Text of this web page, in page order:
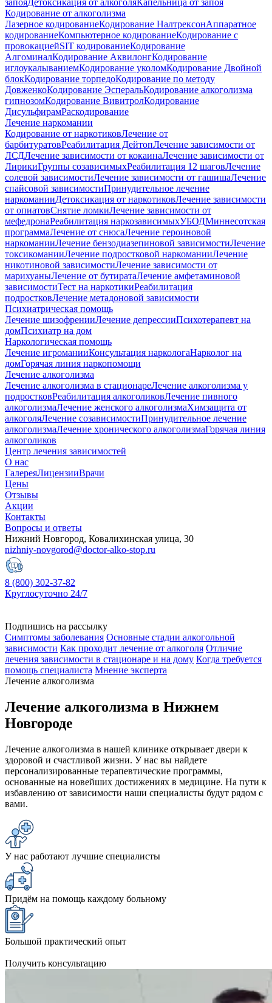
запояДетоксикация от алкоголяКапельница от запоя
Кодирование от алкоголизма
Лазерное кодированиеКодирование НалтрексонАппаратное
кодированиеКомпьютерное кодированиеКодирование с
провокациейSIT кодированиеКодирование
АлгоминалКодирование АквилонгКодирование
иглоукалываниемКодирование уколомКодирование Двойной
блокКодирование торпедоКодирование по методу
ДовженкоКодирование ЭсперальКодирование алкоголизма
гипнозомКодирование ВивитролКодирование
ДисульфирамРаскодирование
Лечение наркомании
Кодирование от наркотиковЛечение от
барбитуратовРеабилитация ДейтопЛечение зависимости от
ЛСДЛечение зависимости от кокаинаЛечение зависимости от
ЛирикиГруппы созависимыхРеабилитация 12 шаговЛечение
солевой зависимостиЛечение зависимости от гашишаЛечение
спайсовой зависимостиПринудительное лечение
наркоманииДетоксикация от наркотиковЛечение зависимости
от опиатовСнятие ломкиЛечение зависимости от
мефедронаРеабилитация наркозависимыхУБОДМиннесотская
программаЛечение от снюсаЛечение героиновой
наркоманииЛечение бензодиазепиновой зависимостиЛечение
токсикоманииЛечение подростковой наркоманииЛечение
никотиновой зависимостиЛечение зависимости от
марихуаныЛечение от бутиратаЛечение амфетаминовой
зависимостиТест на наркотикиРеабилитация
подростковЛечение метадоновой зависимости
Психиатрическая помощь
Лечение шизофренииЛечение депрессииПсихотерапевт на
домПсихиатр на дом
Наркологическая помощь
Лечение игроманииКонсультация наркологаНарколог на
домГорячая линия наркопомощи
Лечение алкоголизма
Лечение алкоголизма в стационареЛечение алкоголизма у
подростковРеабилитация алкоголиковЛечение пивного
алкоголизмаЛечение женского алкоголизмаХимзащита от
алкоголяЛечение созависимостиПринудительное лечение
алкоголизмаЛечение хронического алкоголизмаГорячая линия
алкоголиков
Центр лечения зависимостей
О нас
ГалереяЛицензииВрачи
Цены
Отзывы
Акции
Контакты
Вопросы и ответы
Нижний Новгород, Ковалихинская улица, 30
nizhniy-novgorod@doctor-alko-stop.ru
8 (800) 302-37-82
Круглосуточно 24/7
Подпишись на рассылку
Симптомы заболевания Основные стадии алкогольной
зависимости Как проходит лечение от алкоголя Отличие
лечения зависимости в стационаре и на дому Когда требуется
помощь специалиста Мнение эксперта
Лечение алкоголизма
Лечение алкоголизма в Нижнем
Новгороде
Лечение алкоголизма в нашей клинике открывает двери к
здоровой и счастливой жизни. У нас вы найдете
персонализированные терапевтические программы,
основанные на новейших достижениях в медицине. На пути к
избавлению от зависимости наши специалисты будут рядом с
вами.
У нас работают лучшие специалисты
Придём на помощь каждому больному
Большой практический опыт
Получить консультацию